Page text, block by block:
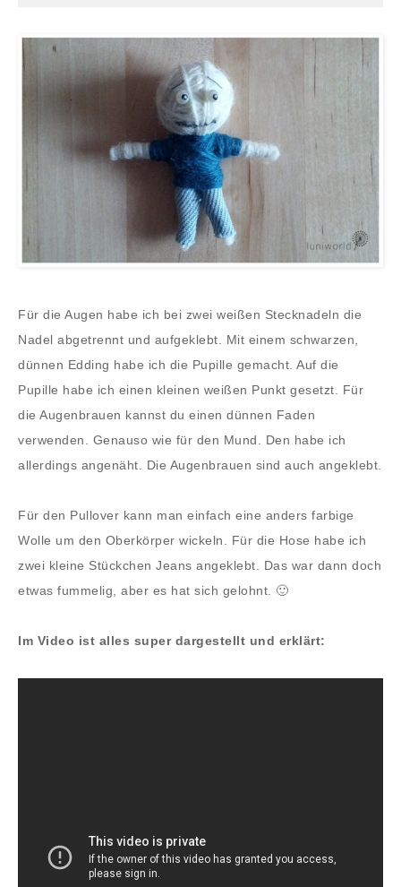
Für die Augen habe ich bei zwei weißen Stecknadeln die
Nadel abgetrennt und aufgeklebt. Mit einem schwarzen,
dünnen Edding habe ich die Pupille gemacht. Auf die
Pupille habe ich einen kleinen weißen Punkt gesetzt. Für
die Augenbrauen kannst du einen dünnen Faden
verwenden. Genauso wie für den Mund. Den habe ich
allerdings angenäht. Die Augenbrauen sind auch angeklebt.
Für den Pullover kann man einfach eine anders farbige
Wolle um den Oberkörper wickeln. Für die Hose habe ich
zwei kleine Stückchen Jeans angeklebt. Das war dann doch
etwas fummelig, aber es hat sich gelohnt. 🙂
Im Video ist alles super dargestellt und erklärt: